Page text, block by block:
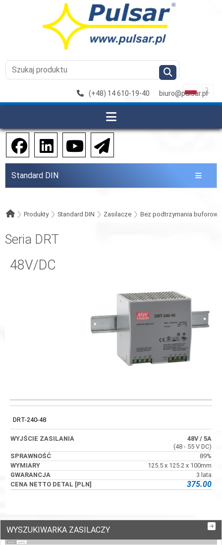
(+48) 14 610-19-40 biuro@pulsar.pl
Standard DIN
Produkty Standard DIN Zasilacze Bez podtrzymania
Seria DRT
48V/DC
WYJŚCIE
ZASILANIA
DRT-240-48
48V/ 5A
(48 - 55 V DC)
89%
125.5 x 125.2 x 100mm
3 lata
375.00
WYSZUKIWARKA ZASILACZY